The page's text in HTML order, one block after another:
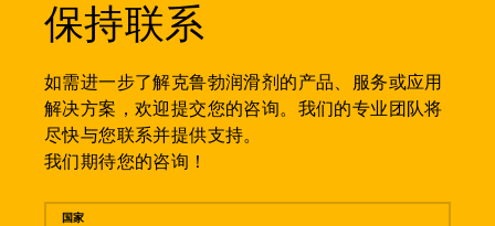
保持联系
如需进一步了解克鲁勃润滑剂的产品、服务或应用
解决方案，欢迎提交您的咨询。我们的专业团队将
尽快与您联系并提供支持。
我们期待您的咨询！
留言
国家